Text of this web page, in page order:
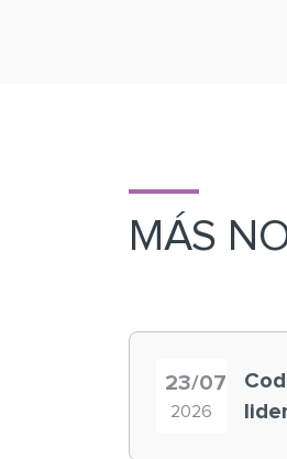
MÁS
23/07
2026